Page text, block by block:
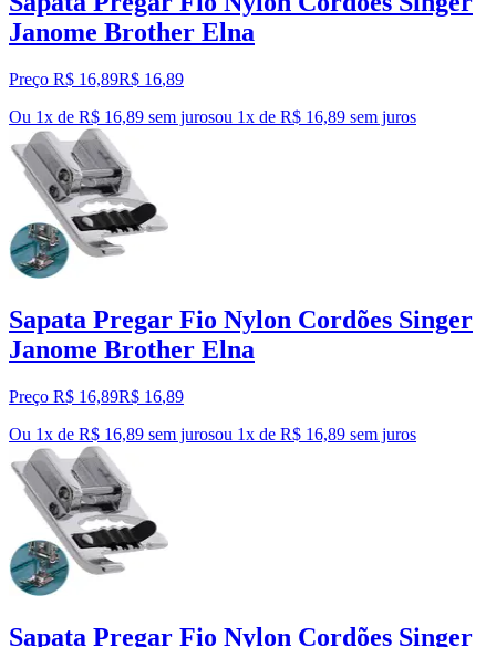
Janome Brother Elna
Preço R$ 16,89R$ 16,89
Ou 1x de R$ 16,89 sem jurosou 1x de R$ 16,89 sem juros
Sapata Pregar Fio Nylon Cordões Singer
Janome Brother Elna
Preço R$ 16,89R$ 16,89
Ou 1x de R$ 16,89 sem jurosou 1x de R$ 16,89 sem juros
Sapata Pregar Fio Nylon Cordões Singer